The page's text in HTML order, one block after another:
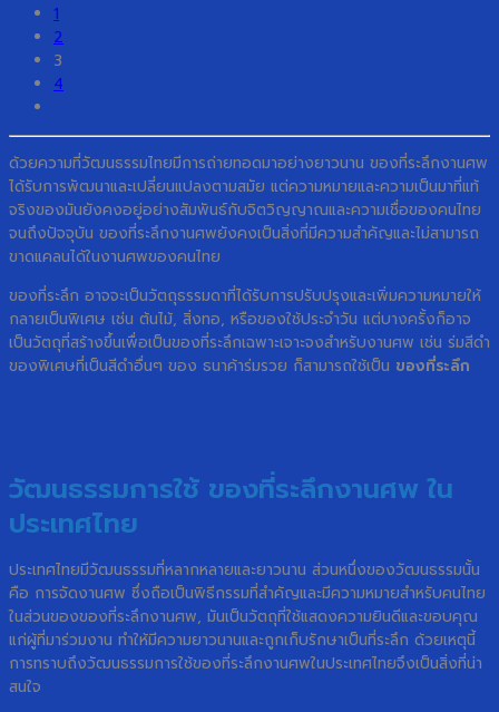
1
2
3
4
ด้วยความที่วัฒนธรรมไทยมีการถ่ายทอดมาอย่างยาวนาน ของที่ระลึกงานศพ
ได้รับการพัฒนาและเปลี่ยนแปลงตามสมัย แต่ความหมายและความเป็นมาที่แท้
จริงของมันยังคงอยู่อย่างสัมพันธ์กับจิตวิญญาณและความเชื่อของคนไทย
จนถึงปัจจุบัน ของที่ระลึกงานศพยังคงเป็นสิ่งที่มีความสำคัญและไม่สามารถ
ขาดแคลนได้ในงานศพของคนไทย
ของที่ระลึก อาจจะเป็นวัตถุธรรมดาที่ได้รับการปรับปรุงและเพิ่มความหมายให้
กลายเป็นพิเศษ เช่น ต้นไม้, สิ่งทอ, หรือของใช้ประจำวัน แต่บางครั้งก็อาจ
เป็นวัตถุที่สร้างขึ้นเพื่อเป็นของที่ระลึกเฉพาะเจาะจงสำหรับงานศพ เช่น ร่มสีดำ
ของพิเศษที่เป็นสีดำอื่นๆ ของ ธนาค้าร่มรวย ก็สามารถใช้เป็น ของที่ระลึก
วัฒนธรรมการใช้ ของที่ระลึกงานศพ ใน
ประเทศไทย
ประเทศไทยมีวัฒนธรรมที่หลากหลายและยาวนาน ส่วนหนึ่งของวัฒนธรรมนั้น
คือ การจัดงานศพ ซึ่งถือเป็นพิธีกรรมที่สำคัญและมีความหมายสำหรับคนไทย
ในส่วนของของที่ระลึกงานศพ, มันเป็นวัตถุที่ใช้แสดงความยินดีและขอบคุณ
แก่ผู้ที่มาร่วมงาน ทำให้มีความยาวนานและถูกเก็บรักษาเป็นที่ระลึก ด้วยเหตุนี้
การทราบถึงวัฒนธรรมการใช้ของที่ระลึกงานศพในประเทศไทยจึงเป็นสิ่งที่น่า
สนใจ